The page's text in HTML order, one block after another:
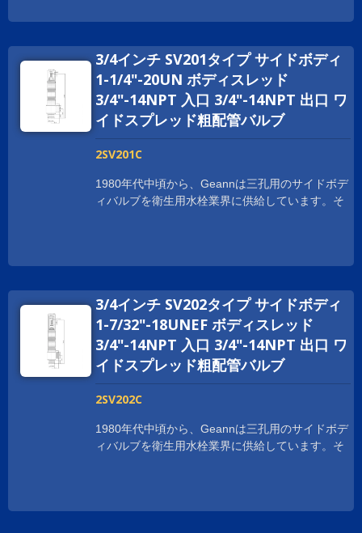
61/9、CUPC、WRAS、ACS、KTW-DVGW、
を取得しています。また、お客様に製品責任保険
の補償も提供しています。 Geann サイドボディ
バルブは、Geann の高品質セラミックディスクカ
ートリッジで完成されています。コンポーネント
は最高品質の真鍮棒を使用して加工されていま
す。収率は99.997%以上です。標準プログラムに
加えて、お客様専用のカートリッジも適用可能で
す。 Geannは、一体鍛造のサイドボディや接続
ポイントを減らし、シール性能を向上させるな
ど、さまざまなスタイルのサイドボディバルブの
3/4インチ SV201タイプ サイドボディ
1-1/4"-20UN ボディスレッド
3/4"-14NPT 入口 3/4"-14NPT 出口 ワ
イドスプレッド粗配管バルブ
2SV201C
1980年代中頃から、Geannは三孔用のサイドボデ
ィバルブを衛生用水栓業界に供給しています。そ
61/9、CUPC、WRAS、ACS、KTW-DVGW、
を取得しています。また、お客様に製品責任保険
の補償も提供しています。 Geann サイドボディ
バルブは、Geann の高品質セラミックディスクカ
ートリッジで完成されています。コンポーネント
は最高品質の真鍮棒を使用して加工されていま
す。収率は99.997%以上です。標準プログラムに
加えて、お客様専用のカートリッジも適用可能で
す。 Geannは、一体鍛造のサイドボディや接続
ポイントを減らし、シール性能を向上させるな
ど、さまざまなスタイルのサイドボディバルブの
3/4インチ SV202タイプ サイドボディ
1-7/32"-18UNEF ボディスレッド
3/4"-14NPT 入口 3/4"-14NPT 出口 ワ
イドスプレッド粗配管バルブ
2SV202C
1980年代中頃から、Geannは三孔用のサイドボデ
ィバルブを衛生用水栓業界に供給しています。そ
61/9、CUPC、WRAS、ACS、KTW-DVGW、